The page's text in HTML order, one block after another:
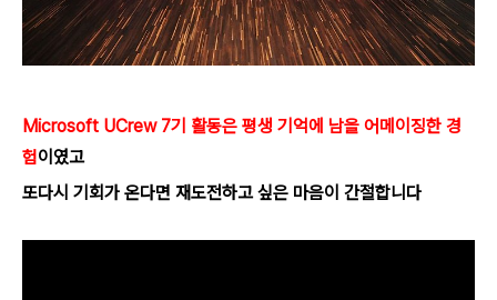
Microsoft UCrew 7기 활동은 평생 기억에 남을 어메이징한 경
험이였고
또다시 기회가 온다면 재도전하고 싶은 마음이 간절합니다